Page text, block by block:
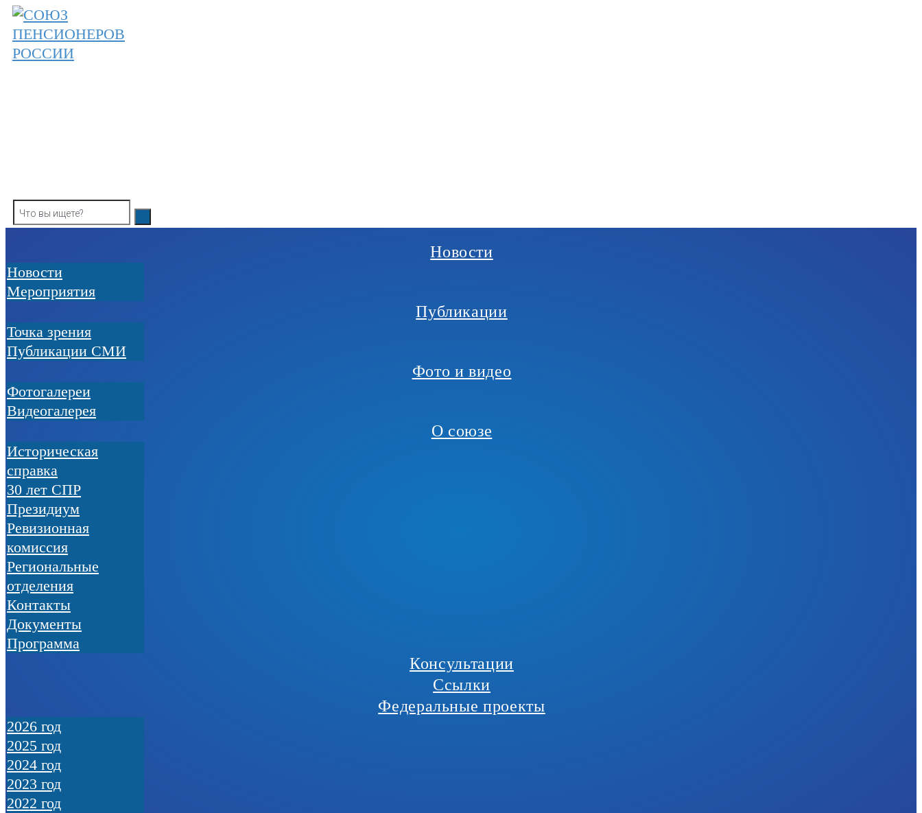
Skip
to
content
Новости
Новости
Мероприятия
Публикации
Точка зрения
Публикации СМИ
Фото и видео
Фотогалереи
Видеогалерея
О союзе
Историческая
справка
30 лет СПР
Президиум
Ревизионная
комиссия
Региональные
отделения
Контакты
Документы
Программа
Консультации
Ссылки
Федеральные проекты
2026 год
2025 год
2024 год
2023 год
2022 год